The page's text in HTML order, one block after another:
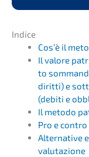
Indice
Cos’è il
Il valore
to
dirit­ti) e
(debiti e
Il metodo
Pro e contro
Alter­na­ti­ve
valutazione